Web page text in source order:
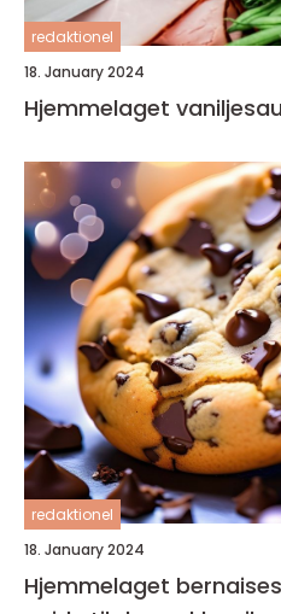
redaktionel
18. January 2024
redaktionel
18. January 2024
Hjemmelaget